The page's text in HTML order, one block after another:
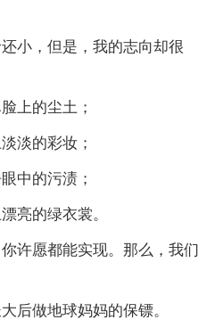
，但是，我的志向却很
上的尘土；
淡的彩妆；
中的污渍；
的绿衣裳。
愿都能实现。那么，我们
做地球妈妈的保镖。